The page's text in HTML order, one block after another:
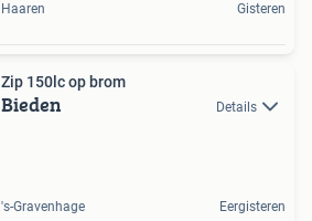
Haaren Gisteren
Zip 150lc op brom
Bieden Details
's-Gravenhage Eergisteren